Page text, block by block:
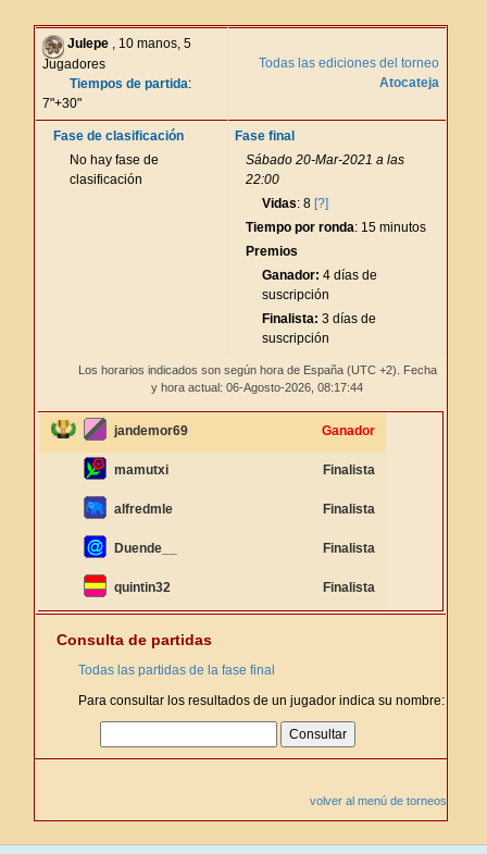
Julepe , 10 manos, 5
Jugadores
Tiempos de partida:
7"+30"
Todas las ediciones del torneo
Atocateja
Fase de clasificación
No hay fase de
clasificación
Fase final
Sábado 20-Mar-2021 a las
22:00
Vidas: 8 [?]
Tiempo por ronda: 15 minutos
Premios
Ganador: 4 días de
suscripción
Finalista: 3 días de
suscripción
Los horarios indicados son según hora de España (UTC +2). Fecha
y hora actual: 06-Agosto-2026, 08:17:44
jandemor69 Ganador
mamutxi Finalista
alfredmle Finalista
Duende__ Finalista
quintin32 Finalista
Consulta de partidas
Todas las partidas de la fase final
Para consultar los resultados de un jugador indica su nombre:
volver al menú de torneos